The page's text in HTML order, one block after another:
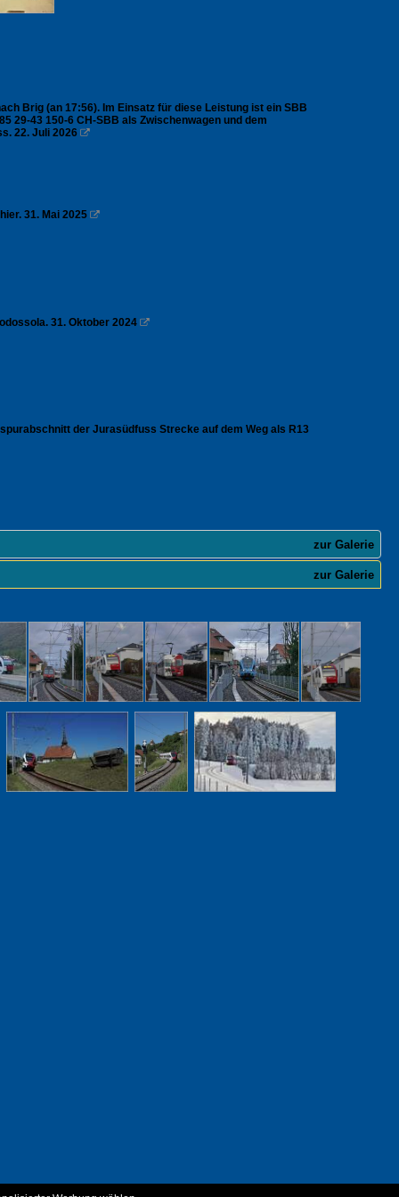
Brig (an 17:56). Im Einsatz für diese Leistung ist ein SBB
29-43 150-6 CH-SBB als Zwischenwagen und dem
22. Juli 2026 
31. Mai 2025 
31. Oktober 2024 
der Jurasüdfuss Strecke auf dem Weg als R13
zur Galerie
zur Galerie